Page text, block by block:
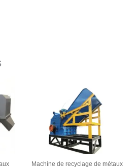
Machine de recyclage de métaux